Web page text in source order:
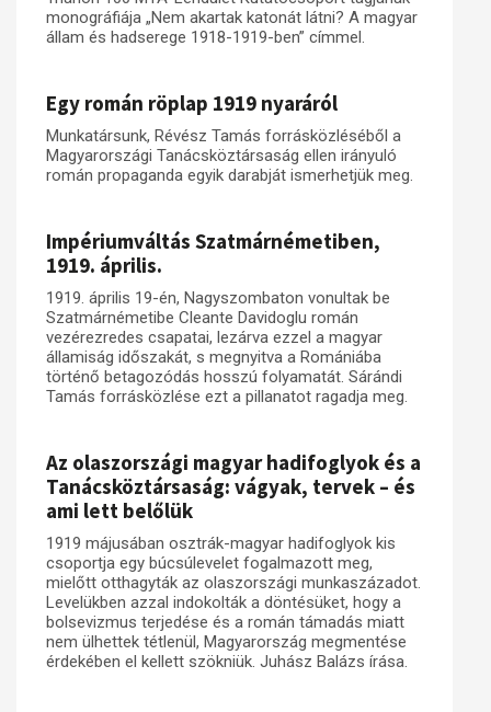
monográfiája „Nem akartak katonát látni? A magyar
állam és hadserege 1918-1919-ben” címmel.
Egy román röplap 1919 nyaráról
Munkatársunk, Révész Tamás forrásközléséből a
Magyarországi Tanácsköztársaság ellen irányuló
román propaganda egyik darabját ismerhetjük meg.
Impériumváltás Szatmárnémetiben,
1919. április.
1919. április 19-én, Nagyszombaton vonultak be
Szatmárnémetibe Cleante Davidoglu román
vezérezredes csapatai, lezárva ezzel a magyar
államiság időszakát, s megnyitva a Romániába
történő betagozódás hosszú folyamatát. Sárándi
Tamás forrásközlése ezt a pillanatot ragadja meg.
Az olaszországi magyar hadifoglyok és a
Tanácsköztársaság: vágyak, tervek – és
ami lett belőlük
1919 májusában osztrák-magyar hadifoglyok kis
csoportja egy búcsúlevelet fogalmazott meg,
mielőtt otthagyták az olaszországi munkaszázadot.
Levelükben azzal indokolták a döntésüket, hogy a
bolsevizmus terjedése és a román támadás miatt
nem ülhettek tétlenül, Magyarország megmentése
érdekében el kellett szökniük. Juhász Balázs írása.